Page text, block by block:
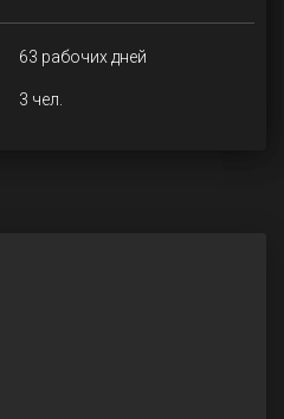
63 рабочих дней
3 чел.